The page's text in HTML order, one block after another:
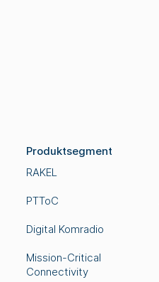
Produktsegment
RAKEL
PTToC
Digital Komradio
Mission-Critical
Connectivity